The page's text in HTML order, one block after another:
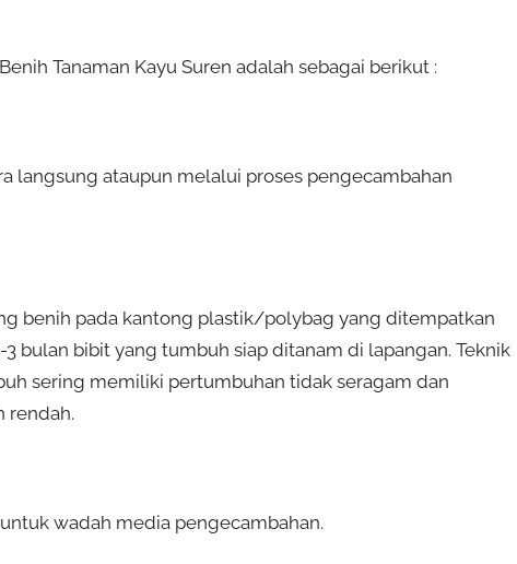
Tanaman Kayu Suren adalah sebagai berikut :
langsung ataupun melalui proses pengecambahan
benih pada kantong plastik/polybag yang ditempatkan
bulan bibit yang tumbuh siap ditanam di lapangan. Teknik
sering memiliki pertumbuhan tidak seragam dan
rendah.
wadah media pengecambahan.